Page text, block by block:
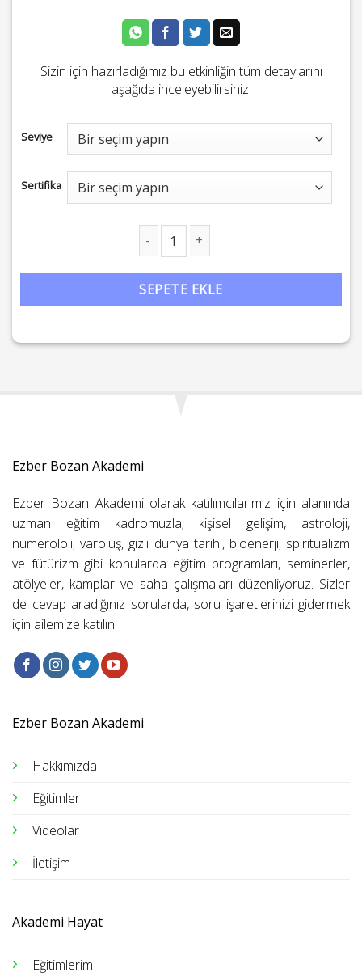
Sizin için hazırladığımız bu etkinliğin tüm detaylarını
aşağıda inceleyebilirsiniz.
Seviye
Sertifika
SEPETE EKLE
Ezber Bozan Akademi
Ezber Bozan Akademi olarak katılımcılarımız için alanında
uzman eğitim kadromuzla; kişisel gelişim, astroloji,
numeroloji, varoluş, gizli dünya tarihi, bioenerji, spiritüalizm
ve fütürizm gibi konularda eğitim programları, seminerler,
atölyeler, kamplar ve saha çalışmaları düzenliyoruz. Sizler
de cevap aradığınız sorularda, soru işaretlerinizi gidermek
için ailemize katılın.
Ezber Bozan Akademi
Hakkımızda
Eğitimler
Videolar
İletişim
Akademi Hayat
Eğitimlerim